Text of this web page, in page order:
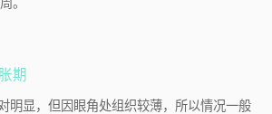
。
期
明显，但因眼角处组织较薄，所以情况一般